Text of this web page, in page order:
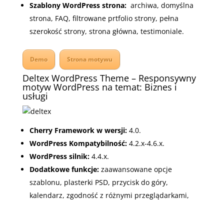
Szablony WordPress strona:archiwa, domyślna
strona, FAQ, filtrowane prtfolio strony, pełna
szerokość strony, strona główna, testimoniale.
Demo Strona motywu
Deltex WordPress Theme – Responsywny
motyw WordPress na temat: Biznes i
usługi
Cherry Framework w wersji:4.0.
WordPress Kompatybilność:4.2.x-4.6.x.
WordPress silnik:4.4.x.
Dodatkowe funkcje:zaawansowane opcje
szablonu, plasterki PSD, przycisk do góry,
kalendarz, zgodność z różnymi przeglądarkami,